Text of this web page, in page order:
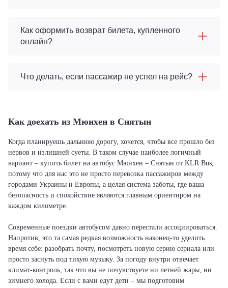
Как оформить возврат билета, купленного
онлайн?
Что делать, если пассажир не успел на рейс?
Как доехать из Мюнхен в Снятын
Когда планируешь дальнюю дорогу, хочется, чтобы все прошло без
нервов и излишней суеты. В таком случае наиболее логичный
вариант – купить билет на автобус Мюнхен – Снятын от KLR Bus,
потому что для нас это не просто перевозка пассажиров между
городами Украины и Европы, а целая система заботы, где ваша
безопасность и спокойствие являются главным ориентиром на
каждом километре.
Современные поездки автобусом давно перестали ассоциироваться.
Напротив, это та самая редкая возможность наконец-то уделить
время себе: разобрать почту, посмотреть новую серию сериала или
просто заснуть под тихую музыку. За погоду внутри отвечает
климат-контроль, так что вы не почувствуете ни летней жары, ни
зимнего холода. Если с вами едут дети – мы подготовим